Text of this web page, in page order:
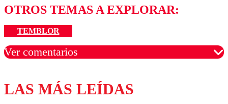
OTROS TEMAS A EXPLORAR:
TEMBLOR
Ver comentarios
Los comentarios son moderados para garantizar un
diálogo respetuoso.
LAS MÁS LEÍDAS